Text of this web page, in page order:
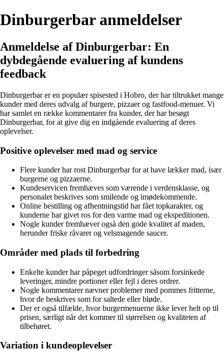
Dinburgerbar anmeldelser
Anmeldelse af Dinburgerbar: En
dybdegående evaluering af kundens
feedback
Dinburgerbar er en populær spisested i Hobro, der har tiltrukket mange
kunder med deres udvalg af burgere, pizzaer og fastfood-menuer. Vi
har samlet en række kommentarer fra kunder, der har besøgt
Dinburgerbar, for at give dig en indgående evaluering af deres
oplevelser.
Positive oplevelser med mad og service
Flere kunder har rost Dinburgerbar for at have lækker mad, især
burgerne og pizzaerne.
Kundeservicen fremhæves som værende i verdensklasse, og
personalet beskrives som smilende og imødekommende.
Online bestilling og afhentningstid har fået topkarakter, og
kunderne har givet ros for den varme mad og ekspeditionen.
Nogle kunder fremhæver også den gode kvalitet af maden,
herunder friske råvarer og velsmagende saucer.
Områder med plads til forbedring
Enkelte kunder har påpeget udfordringer såsom forsinkede
leveringer, mindre portioner eller fejl i deres ordrer.
Nogle kommentarer nævner problemer med pommes fritterne,
hvor de beskrives som for saltede eller bløde.
Der er også tilfælde, hvor burgermenuerne ikke lever helt op til
prisen, særligt når det kommer til størrelsen og kvaliteten af
tilbehøret.
Variation i kundeoplevelser